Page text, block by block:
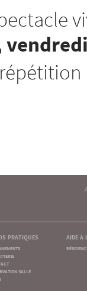
pratiques
salle
aide